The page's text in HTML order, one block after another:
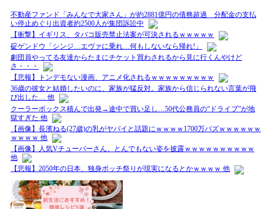
不動産ファンド「みんなで大家さん」が約2881億円の債務超過 分配金の支払
い停止めぐり出資者約2500人が集団訴訟中
【衝撃】イギリス、タバコ販売禁止法案が可決されるｗｗｗｗｗ
碇ゲンドウ「シンジ…エヴァに乗れ…何もしないなら帰れ!」
劇団員やってる友達からたまにチケット買わされるから見に行くんやけど
さ・・・
【悲報】トンデモない漫画、アニメ化されるｗｗｗｗｗｗｗｗｗ
36歳の彼女と結婚したいのに、家族が猛反対。家族から信じられない言葉が飛
び出した… 他
クーラーボックス積んで出発→途中で買い足し…50代公務員の“ドライブ”が地
獄すぎた 他
【画像】長濱ねる(27歳)の乳がヤバイと話題にｗｗｗｗ1700万バズｗｗｗｗｗｗ
ｗｗｗｗ 他
【画像】人気Vチューバーさん、とんでもない姿を披露ｗｗｗｗｗｗｗｗｗｗ
他
【悲報】2050年の日本、独身ボッチ祭りが現実になるとかｗｗｗｗ 他